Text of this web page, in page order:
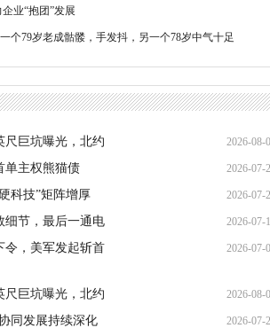
业“抱团”发展
个79岁老成骷髅，手发抖，另一个78岁中气十足
尺巨坑曝光，北约 2026-08-
单主权熊猫债 2026-07-
科技”矩阵增厚 2026-07-
细节，最后一通电 2026-07-
令，美军发起斩首 2026-07-
尺巨坑曝光，北约 2026-08-
同发展持续深化 2026-07-